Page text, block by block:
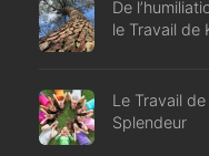
De
le Travail de
Le Travail
Splendeur